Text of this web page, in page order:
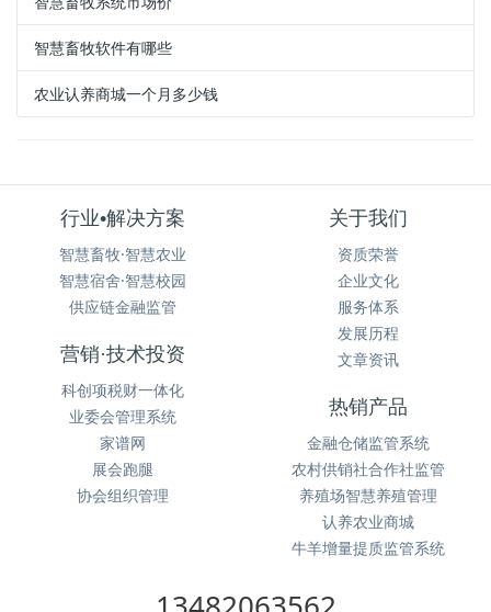
智慧畜牧系统市场价
智慧畜牧软件有哪些
农业认养商城一个月多少钱
行业•解决方案
智慧畜牧·智慧农业
智慧宿舍·智慧校园
供应链金融监管
关于我们
资质荣誉
企业文化
服务体系
发展历程
文章资讯
营销·技术投资
科创项税财一体化
业委会管理系统
家谱网
展会跑腿
协会组织管理
热销产品
金融仓储监管系统
农村供销社合作社监管
养殖场智慧养殖管理
认养农业商城
牛羊增量提质监管系统